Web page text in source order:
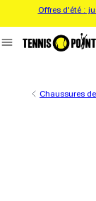
au
Offres d'été :
Chaussures